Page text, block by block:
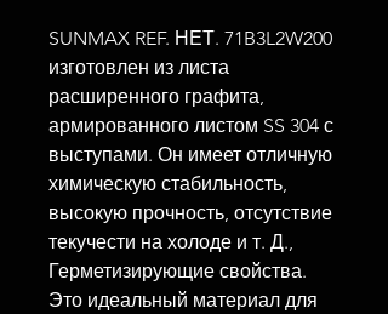
SUNMAX REF. НЕТ. 71B3L2W200
изготовлен из листа
расширенного графита,
армированного листом SS 304 с
выступами. Он имеет отличную
химическую стабильность,
высокую прочность, отсутствие
текучести на холоде и т. Д.,
Герметизирующие свойства.
Это идеальный материал для